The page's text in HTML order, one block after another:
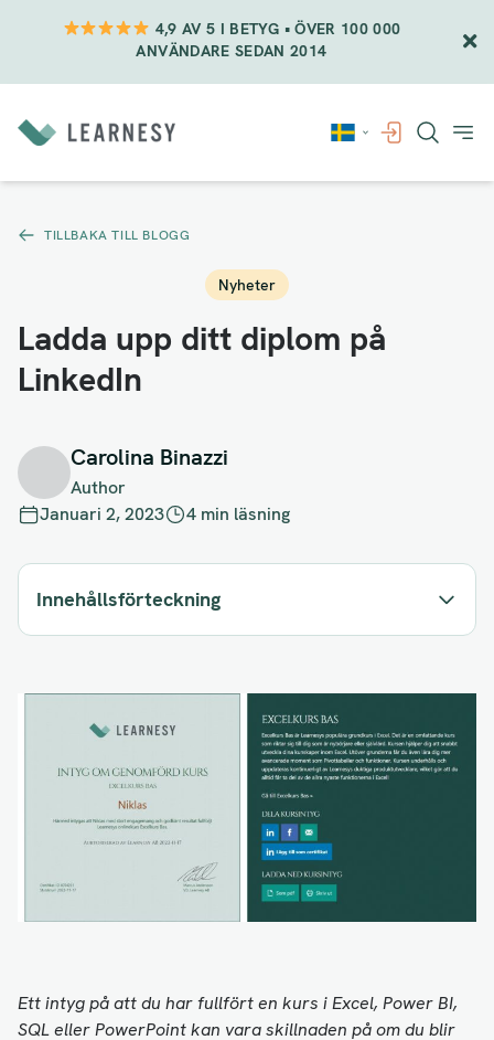
4,9 AV 5 I BETYG • ÖVER 100 000
ANVÄNDARE SEDAN 2014
till
innehåll
TILLBAKA TILL BLOGG
Nyheter
Ladda upp ditt diplom på
LinkedIn
Carolina Binazzi
Author
Januari 2, 2023
4 min läsning
Innehållsförteckning
Ett intyg på att du har fullfört en kurs i Excel, Power BI,
SQL eller PowerPoint kan vara skillnaden på om du blir